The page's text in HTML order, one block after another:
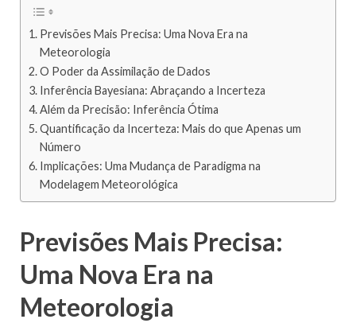
Previsões Mais Precisa: Uma Nova Era na
Meteorologia
O Poder da Assimilação de Dados
Inferência Bayesiana: Abraçando a Incerteza
Além da Precisão: Inferência Ótima
Quantificação da Incerteza: Mais do que Apenas um
Número
Implicações: Uma Mudança de Paradigma na
Modelagem Meteorológica
Previsões Mais Precisa:
Uma Nova Era na
Meteorologia